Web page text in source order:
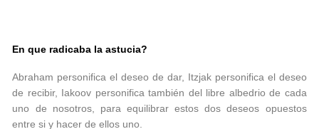
En que radicaba la astucia?
Abraham personifica el deseo de dar, Itzjak personifica el deseo
de recibir, Iakoov personifica también del libre albedrio de cada
uno de nosotros, para equilibrar estos dos deseos opuestos
entre si y hacer de ellos uno.